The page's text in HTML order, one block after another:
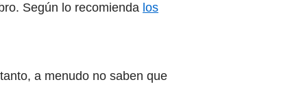
Según lo recomienda los
a menudo no saben que